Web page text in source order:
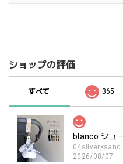
ショップの評価
すべて 365
04silver×sand
2026/08/07